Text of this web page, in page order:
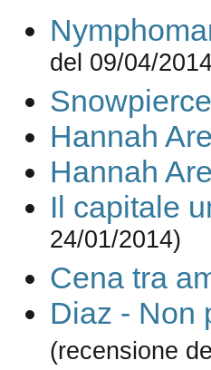
del 09/04/
Hannah
Hannah
Il capitale
24/01/2014)
Cena tra
Diaz - Non
(recensione